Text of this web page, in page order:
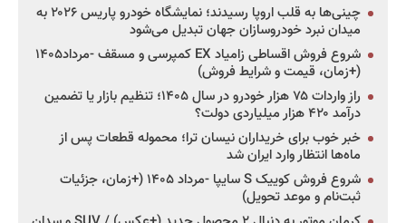
چینی‌ها به قلب اروپا رسیدند؛ نمایشگاه خودرو پاریس ۲۰۲۶ به
میدان نبرد خودروسازان جهان تبدیل می‌شود
شروع فروش اقساطی زامیاد EX کمپرسی و مسقف -مرداد۱۴۰۵
(+زمان، قیمت و شرایط فروش)
راز واردات ۷۵ هزار خودرو در سال ۱۴۰۵؛ تنظیم بازار یا تضمین
درآمد ۴۲۰ هزار میلیاردی دولت؟
خبر خوب برای خریداران نیسان ترا؛ محموله قطعات پس از
ماه‌ها انتظار وارد ایران شد
شروع فروش کوییک S سایپا -مرداد ۱۴۰۵ (+زمان، جزئیات
ثبت‌نام و موعد تحویل)